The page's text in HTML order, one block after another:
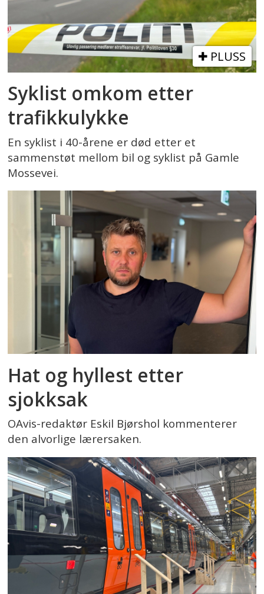
PLUSS
Syklist omkom etter
trafikkulykke
En syklist i 40-årene er død etter et
sammenstøt mellom bil og syklist på Gamle
Mossevei.
Hat og hyllest etter
sjokksak
OAvis-redaktør Eskil Bjørshol kommenterer
den alvorlige lærersaken.